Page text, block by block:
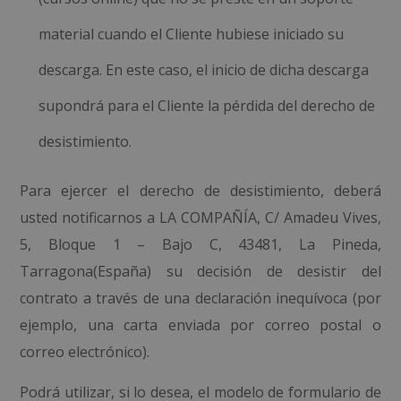
material cuando el Cliente hubiese iniciado su
descarga. En este caso, el inicio de dicha descarga
supondrá para el Cliente la pérdida del derecho de
desistimiento.
Para ejercer el derecho de desistimiento, deberá
usted notificarnos a LA COMPAÑÍA, C/ Amadeu Vives,
5, Bloque 1 – Bajo C, 43481, La Pineda,
Tarragona(España) su decisión de desistir del
contrato a través de una declaración inequívoca (por
ejemplo, una carta enviada por correo postal o
correo electrónico).
Podrá utilizar, si lo desea, el modelo de formulario de